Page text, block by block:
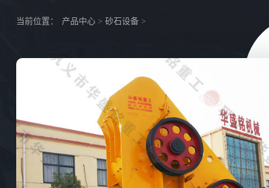
当前位置： 产品中心> 砂石设备>